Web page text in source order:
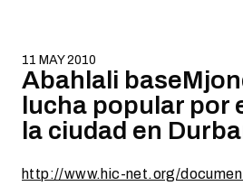
11 MAY 2010
Abahlali
lucha popular por
la ciudad en
http://www.hic-net.org/